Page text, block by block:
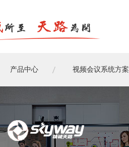
产品中心 视频会议系统方案